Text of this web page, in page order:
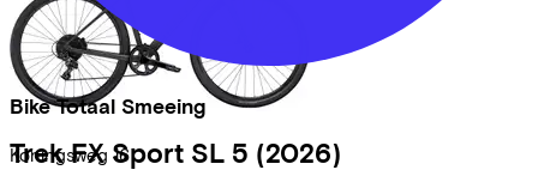
Bike Totaal Smeeing
Koningsweg 16
Trek FX Sport SL 5 (2026)